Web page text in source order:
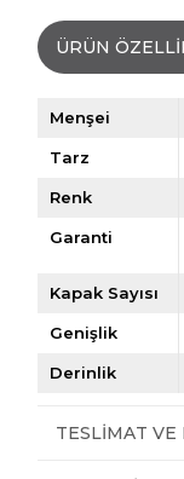
ÜRÜN
Menşei
Tarz
Renk
Garanti
Kapak Sayısı
Genişlik
Derinlik
TESLIMAT VE